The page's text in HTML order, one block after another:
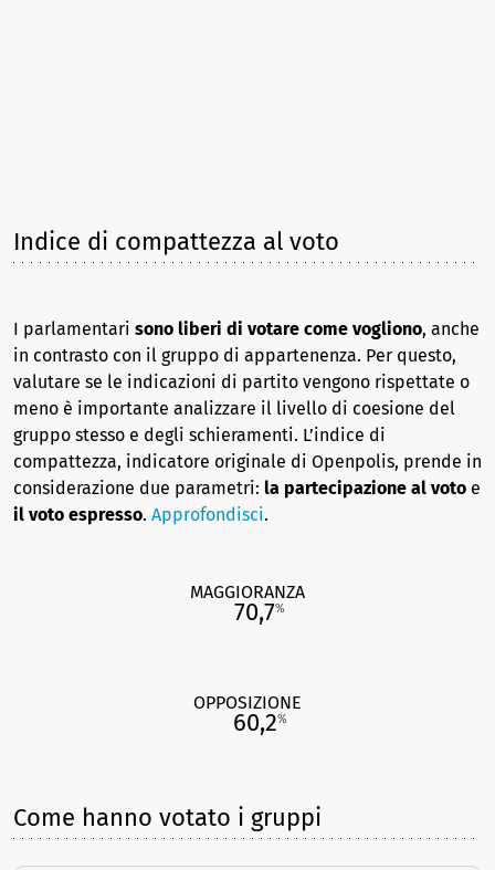
Indice di compattezza al voto
I parlamentari sono liberi di votare come vogliono, anche
in contrasto con il gruppo di appartenenza. Per questo,
valutare se le indicazioni di partito vengono rispettate o
meno è importante analizzare il livello di coesione del
gruppo stesso e degli schieramenti. L’indice di
compattezza, indicatore originale di Openpolis, prende in
considerazione due parametri: la partecipazione al voto e
il voto espresso. Approfondisci.
MAGGIORANZA
70,7%
OPPOSIZIONE
60,2%
Come hanno votato i gruppi